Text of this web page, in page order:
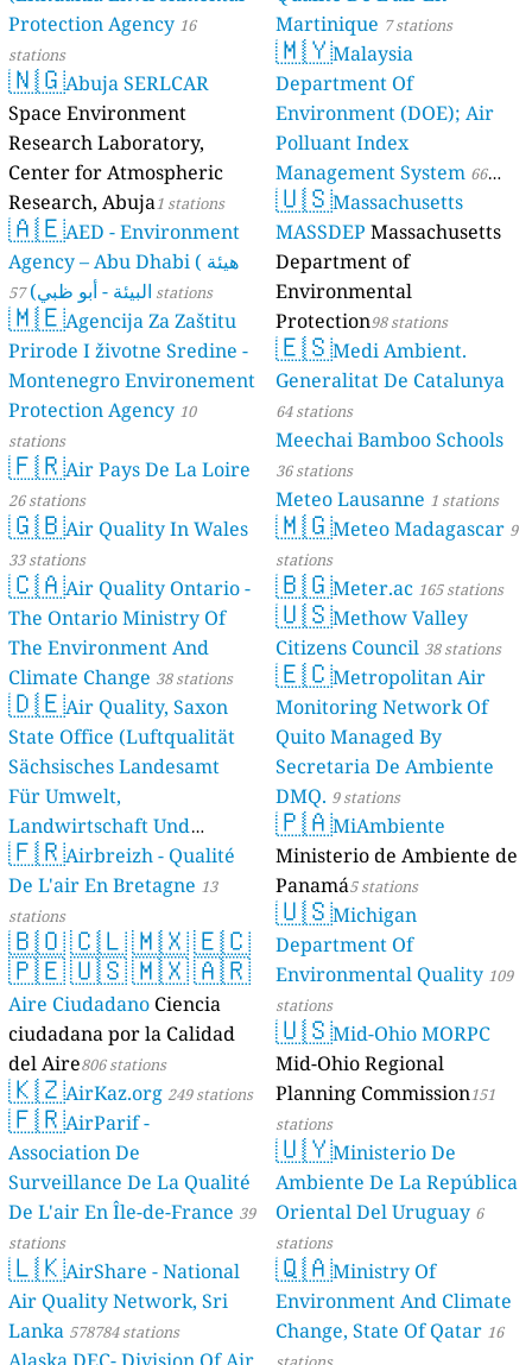
Protection Agency 16
stations
🇳🇬Abuja SERLCAR
Space Environment
Research Laboratory,
Center for Atmospheric
Research, Abuja1 stations
🇦🇪AED - Environment
Agency – Abu Dhabi ( هيئة
البيئة - أبو ظبي) 57 stations
🇲🇪Agencija Za Zaštitu
Prirode I životne Sredine -
Montenegro Environement
Protection Agency 10
stations
🇫🇷Air Pays De La Loire
26 stations
🇬🇧Air Quality In Wales
33 stations
🇨🇦Air Quality Ontario -
The Ontario Ministry Of
The Environment And
Climate Change 38 stations
🇩🇪Air Quality, Saxon
State Office (Luftqualität
Sächsisches Landesamt
Für Umwelt,
Landwirtschaft Und
Geologie) 50 stations
🇫🇷Airbreizh - Qualité
De L'air En Bretagne 13
stations
🇧🇴🇨🇱🇲🇽🇪🇨
🇵🇪🇺🇸🇲🇽🇦🇷
Aire Ciudadano Ciencia
ciudadana por la Calidad
del Aire806 stations
🇰🇿AirKaz.org 249 stations
🇫🇷AirParif -
Association De
Surveillance De La Qualité
De L'air En Île-de-France 39
stations
🇱🇰AirShare - National
Air Quality Network, Sri
Lanka 578784 stations
Martinique 7 stations
🇲🇾Malaysia
Department Of
Environment (DOE); Air
Polluant Index
Management System 66
stations
🇺🇸Massachusetts
MASSDEP Massachusetts
Department of
Environmental
Protection98 stations
🇪🇸Medi Ambient.
Generalitat De Catalunya
64 stations
Meechai Bamboo Schools
36 stations
Meteo Lausanne 1 stations
🇲🇬Meteo Madagascar 9
stations
🇧🇬Meter.ac 165 stations
🇺🇸Methow Valley
Citizens Council 38 stations
🇪🇨Metropolitan Air
Monitoring Network Of
Quito Managed By
Secretaria De Ambiente
DMQ. 9 stations
🇵🇦MiAmbiente
Ministerio de Ambiente de
Panamá5 stations
🇺🇸Michigan
Department Of
Environmental Quality 109
stations
🇺🇸Mid-Ohio MORPC
Mid-Ohio Regional
Planning Commission151
stations
🇺🇾Ministerio De
Ambiente De La República
Oriental Del Uruguay 6
stations
🇶🇦Ministry Of
Environment And Climate
Change, State Of Qatar 16